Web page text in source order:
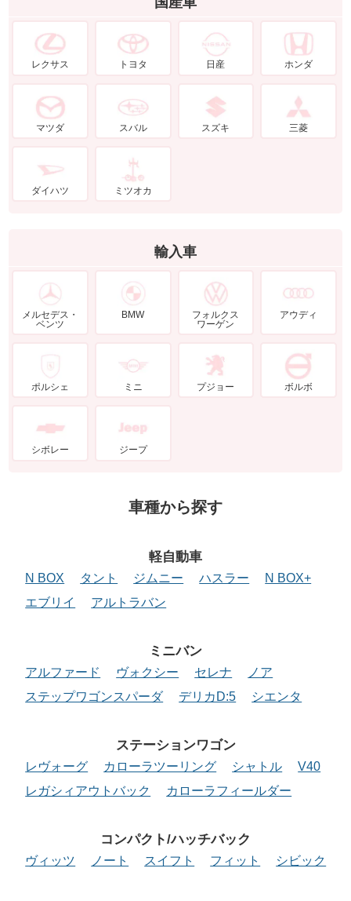
レクサス トヨタ 日産 ホンダ
マツダ スバル スズキ 三菱
ダイハツ ミツオカ
輸入車
メルセデス・
ベンツ
BMW
フォルクス
ワーゲン
アウディ
ポルシェ ミニ プジョー ボルボ
シボレー ジープ
車種から探す
軽自動車
N BOX タント ジムニー ハスラー
N BOX+
エブリイ
アルトラバン
ミニバン
アルファード ヴォクシー セレナ
ノア
ステップワゴンスパーダ
デリカD:5 シエンタ
ステーションワゴン
レヴォーグ カローラツーリング シャトル
V40
レガシィアウトバック
カローラフィールダー
コンパクト/ハッチバック
ヴィッツ ノート スイフト フィット シビック